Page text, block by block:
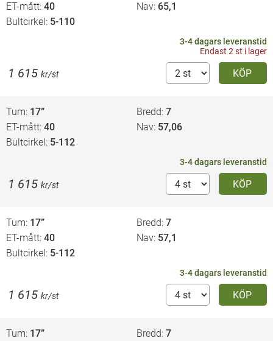
ET-mått 40 Nav 65,1
Bultcirkel 5-110
3-4 dagars leveranstid
Endast 2 st i lager
KÖP
1 615 kr/st
Tum 17” Bredd 7
ET-mått 40 Nav 57,06
Bultcirkel 5-112
3-4 dagars leveranstid
KÖP
1 615 kr/st
Tum 17” Bredd 7
ET-mått 40 Nav 57,1
Bultcirkel 5-112
3-4 dagars leveranstid
KÖP
1 615 kr/st
Tum 17” Bredd 7